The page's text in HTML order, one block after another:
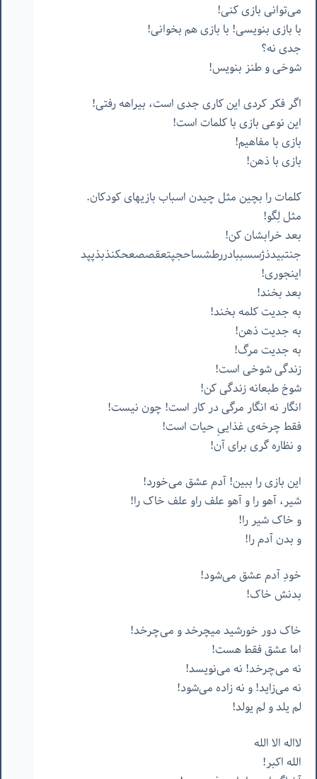
می‌توانی بازی کنی!
با بازی بنویسی! با بازی هم بخوانی!
جدی نه؟
شوخی و طنز بنویس!
اگر فکر کردی این کاری جدی است، بیراهه رفتی!
این نوعی بازی با کلمات است!
بازی با مفاهیم!
بازی با ذهن!
کلمات را بچین مثل چیدن اسباب بازیهای کودکان.
مثل لِگو!
بعد خرابشان کن!
جنتبیدذژسسببادررطشساحجپتعقصصعحکنذبذپپد
اینجوری!
بعد بخند!
به جدیت کلمه بخند!
به جدیت ذهن!
به جدیت مرگ!
زندگی شوخی است!
شوخ طبعانه زندگی کن!
انگار نه انگار مرگی در کار است! چون نیست!
فقط چرخه‌ی غذاییِ حیات است!
و نظاره گری برای آن!
این بازی را ببین! آدم عشق می‌خورد!
شیر، آهو را و آهو علف راو علف خاک را!
و خاک شیر را!
و بدن آدم را!
خودِ آدم عشق می‌شود!
بدنش خاک!
خاک دور خورشید میچرخد و می‌چرخد!
اما عشق فقط هست!
نه می‌چرخد! نه می‌نویسد!
نه می‌زاید! و نه زاده می‌شود!
لم یلد و لم یولد!
لااله الا الله
الله اکبر!